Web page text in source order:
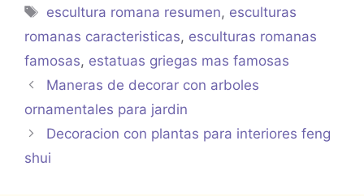
Etiquetas
escultura romana resumen, esculturas
romanas caracteristicas, esculturas romanas
famosas, estatuas griegas mas famosas
Maneras de decorar con arboles
ornamentales para jardin
Decoracion con plantas para interiores feng
shui